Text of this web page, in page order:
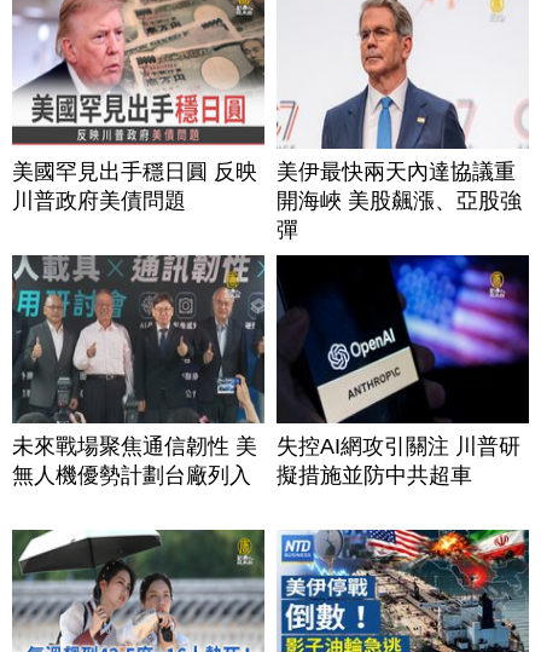
美國罕見出手穩日圓 反映
川普政府美債問題
美伊最快兩天內達協議重
開海峽 美股飆漲、亞股強
彈
未來戰場聚焦通信韌性 美
無人機優勢計劃台廠列入
失控AI網攻引關注 川普研
擬措施並防中共超車